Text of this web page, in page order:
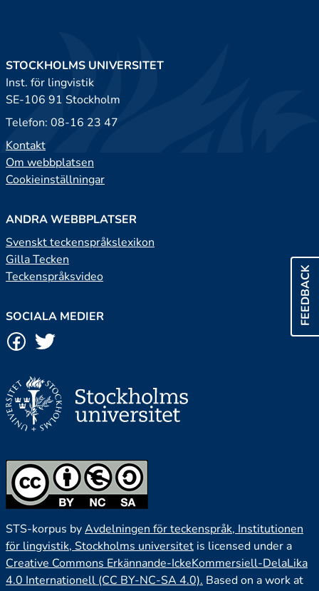
FEEDBACK
STOCKHOLMS UNIVERSITET
Inst. för lingvistik
SE-106 91 Stockholm
Telefon: 08-16 23 47
Kontakt
Om webbplatsen
Cookieinställningar
ANDRA WEBBPLATSER
Svenskt teckenspråkslexikon
Gilla Tecken
Teckenspråksvideo
SOCIALA MEDIER
STS-korpus byAvdelningen för teckenspråk, Institutionen
för lingvistik, Stockholms universitet is licensed under a
Creative Commons Erkännande-IckeKommersiell-DelaLika
4.0 Internationell (CC BY-NC-SA 4.0). Based on a work at